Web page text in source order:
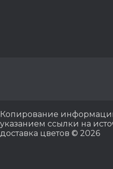
Копирование
указанием ссылки на
доставка цветов © 2026